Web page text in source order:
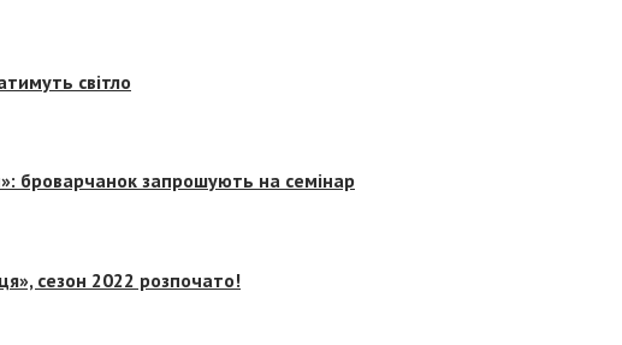
світло
броварчанок запрошують на семінар
сезон 2022 розпочато!